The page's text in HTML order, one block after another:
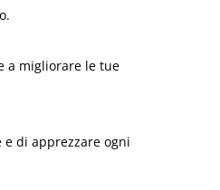
a migliorare le tue
di apprezzare ogni